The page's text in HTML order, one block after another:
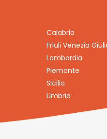
Calabria
Friuli Venezia
Lombardia
Piemonte
Sicilia
Umbria